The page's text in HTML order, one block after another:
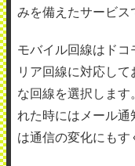
みを備えたサービス
モバイル回線はドコ
リア回線に対応し
な回線を選択しま
れた時にはメール
は通信の変化にもす